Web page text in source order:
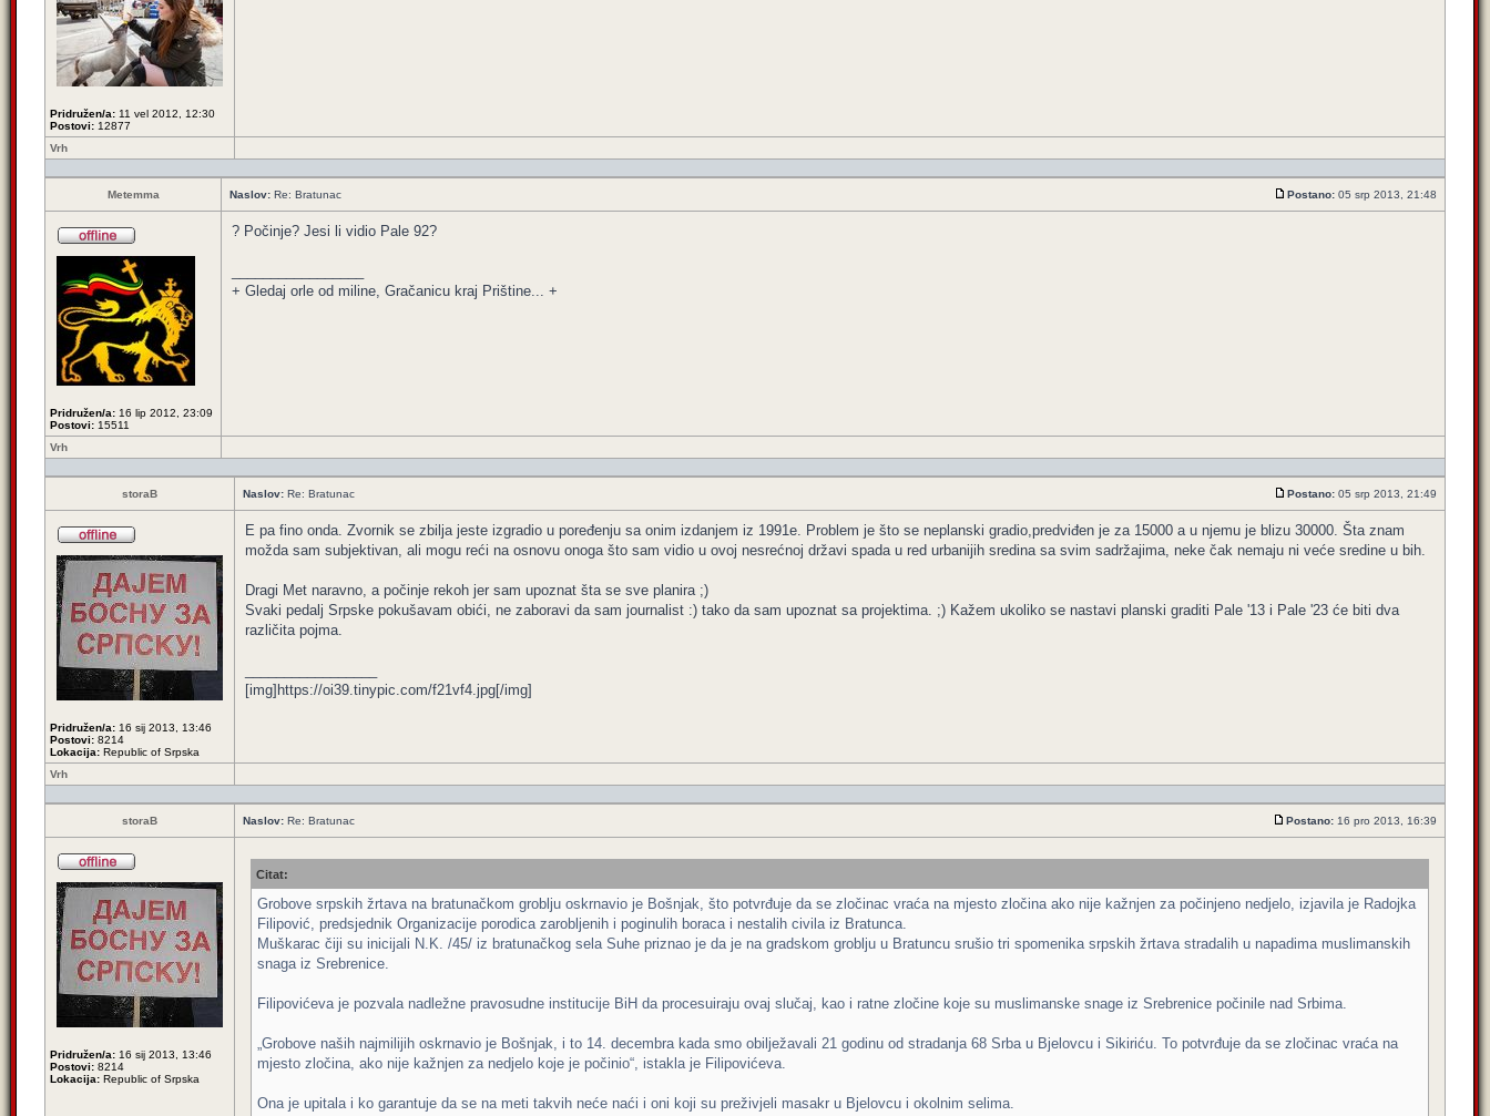
Pridružen/a: 11 vel 2012, 12:30
Postovi: 12877
Vrh
Metemma Naslov: Re: Bratunac Postano: 05 srp 2013, 21:48
Pridružen/a: 16 lip 2012, 23:09
Postovi: 15511
? Počinje? Jesi li vidio Pale 92?
+ Gledaj orle od miline, Gračanicu kraj Prištine... +
Vrh
storaB Naslov: Re: Bratunac Postano: 05 srp 2013, 21:49
Pridružen/a: 16 sij 2013, 13:46
Postovi: 8214
Lokacija: Republic of Srpska
E pa fino onda. Zvornik se zbilja jeste izgradio u poređenju sa onim izdanjem iz 1991e. Problem je što se neplanski gradio,predviđen je za 15000 a u njemu je blizu 30000. Šta znam
možda sam subjektivan, ali mogu reći na osnovu onoga što sam vidio u ovoj nesrećnoj državi spada u red urbanijih sredina sa svim sadržajima, neke čak nemaju ni veće sredine u bih.
Dragi Met naravno, a počinje rekoh jer sam upoznat šta se sve planira ;)
Svaki pedalj Srpske pokušavam obići, ne zaboravi da sam journalist :) tako da sam upoznat sa projektima. ;) Kažem ukoliko se nastavi planski graditi Pale '13 i Pale '23 će biti dva
različita pojma.
[img]https://oi39.tinypic.com/f21vf4.jpg[/img]
Vrh
storaB Naslov: Re: Bratunac Postano: 16 pro 2013, 16:39
Pridružen/a: 16 sij 2013, 13:46
Postovi: 8214
Lokacija: Republic of Srpska
Citat:
Grobove srpskih žrtava na bratunačkom groblju oskrnavio je Bošnjak, što potvrđuje da se zločinac vraća na mjesto zločina ako nije kažnjen za počinjeno nedjelo, izjavila je Radojka
Filipović, predsjednik Organizacije porodica zarobljenih i poginulih boraca i nestalih civila iz Bratunca.
Muškarac čiji su inicijali N.K. /45/ iz bratunačkog sela Suhe priznao je da je na gradskom groblju u Bratuncu srušio tri spomenika srpskih žrtava stradalih u napadima muslimanskih
snaga iz Srebrenice.
Filipovićeva je pozvala nadležne pravosudne institucije BiH da procesuiraju ovaj slučaj, kao i ratne zločine koje su muslimanske snage iz Srebrenice počinile nad Srbima.
„Grobove naših najmilijih oskrnavio je Bošnjak, i to 14. decembra kada smo obilježavali 21 godinu od stradanja 68 Srba u Bjelovcu i Sikiriću. To potvrđuje da se zločinac vraća na
mjesto zločina, ako nije kažnjen za nedjelo koje je počinio“, istakla je Filipovićeva.
Ona je upitala i ko garantuje da se na meti takvih neće naći i oni koji su preživjeli masakr u Bjelovcu i okolnim selima.